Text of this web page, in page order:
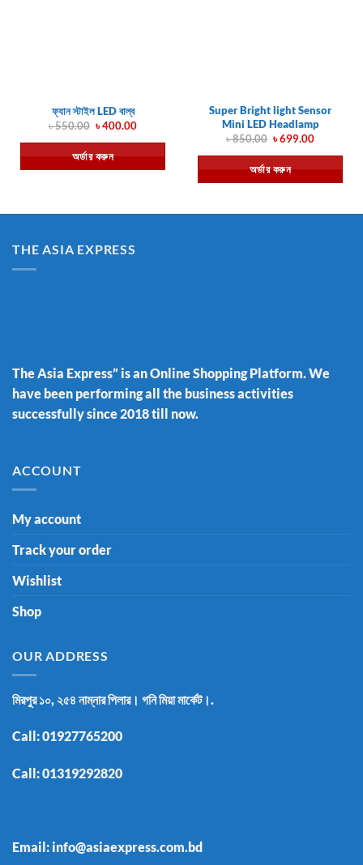
ফ্যান স্টাইল LED বাল্ব
৳550.00 Original
was:
৳ 550.00.
৳400.00Current
is:
৳ 400.00.
অর্ডার করুন
Super Bright light Sensor
Mini LED Headlamp
৳850.00 Original
was:
৳ 850.00.
৳699.00Current
is:
৳ 699.00.
অর্ডার করুন
THE ASIA EXPRESS
The Asia Express” is an Online Shopping Platform. We
have been performing all the business activities
successfully since 2018 till now.
ACCOUNT
My account
Track your order
Wishlist
Shop
OUR ADDRESS
মিরপুর ১০, ২৫৪ নাম্নার পিলার। গনি মিয়া মার্কেট।.
Call:01927765200
Call:01319292820
Email: info@asiaexpress.com.bd